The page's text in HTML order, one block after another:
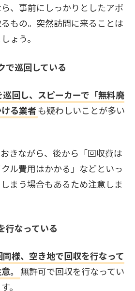
、事前にしっかりとしたアポ
もの。突然訪問に来ることは
ょう。
で巡回している
巡回し、スピーカーで「無料廃
る業者も疑わしいことが多い
おきながら、後から「回収費は
ル費用はかかる」などといっ
まう場合もあるため注意しま
行なっている
同様、空き地で回収を行なって
。 無許可で回収を行なってい
。